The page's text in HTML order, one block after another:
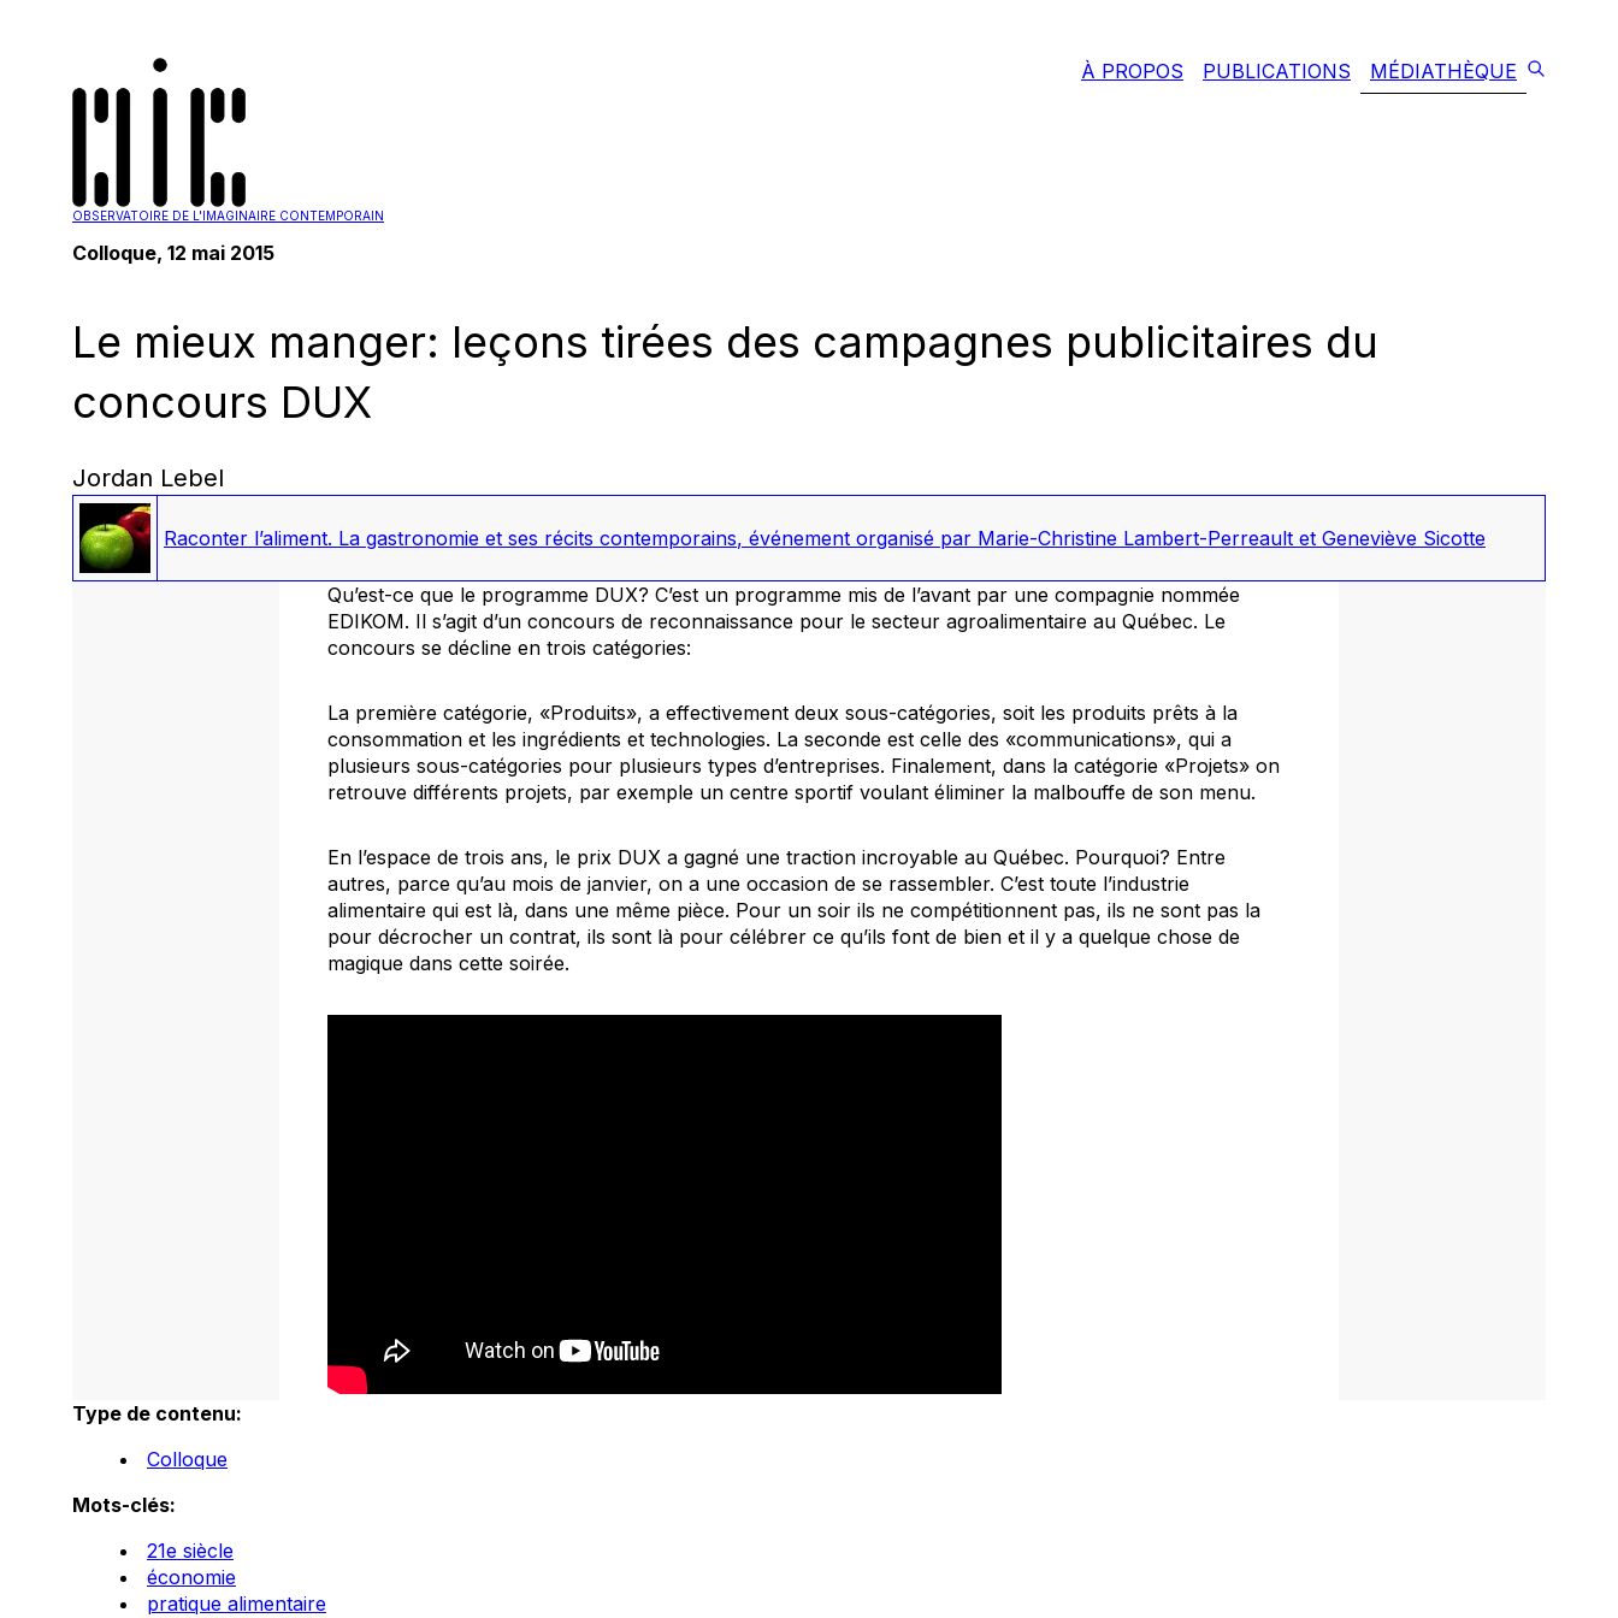
OBSERVATOIRE DE L'IMAGINAIRE CONTEMPORAIN
À PROPOS PUBLICATIONS MÉDIATHÈQUE
Colloque, 12 mai 2015
Le mieux manger: leçons tirées des campagnes publicitaires du
concours DUX
Jordan Lebel
Raconter l’aliment. La gastronomie et ses récits contemporains, événement organisé par Marie-Christine Lambert-Perreault et Geneviève Sicotte
Qu’est-ce que le programme DUX? C’est un programme mis de l’avant par une compagnie nommée
EDIKOM. Il s’agit d’un concours de reconnaissance pour le secteur agroalimentaire au Québec. Le
concours se décline en trois catégories:
La première catégorie, «Produits», a effectivement deux sous-catégories, soit les produits prêts à la
consommation et les ingrédients et technologies. La seconde est celle des «communications», qui a
plusieurs sous-catégories pour plusieurs types d’entreprises. Finalement, dans la catégorie «Projets» on
retrouve différents projets, par exemple un centre sportif voulant éliminer la malbouffe de son menu.
En l’espace de trois ans, le prix DUX a gagné une traction incroyable au Québec. Pourquoi? Entre
autres, parce qu’au mois de janvier, on a une occasion de se rassembler. C’est toute l’industrie
alimentaire qui est là, dans une même pièce. Pour un soir ils ne compétitionnent pas, ils ne sont pas la
pour décrocher un contrat, ils sont là pour célébrer ce qu’ils font de bien et il y a quelque chose de
magique dans cette soirée.
Type de contenu:
Colloque
Mots-clés:
21e siècle
économie
pratique alimentaire